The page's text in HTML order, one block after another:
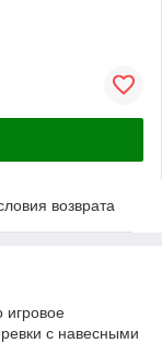
возврата
игровое
с навесными